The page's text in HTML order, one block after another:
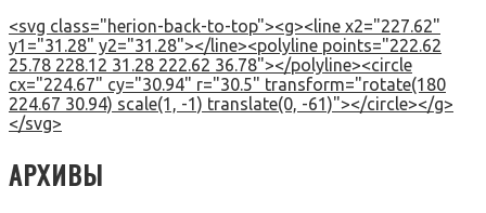
<svg class="herion-back-to-top"><g><line x2="227.62"
y1="31.28" y2="31.28"></line><polyline points="222.62
25.78 228.12 31.28 222.62 36.78"></polyline><circle
cx="224.67" cy="30.94" r="30.5" transform="rotate(180
224.67 30.94) scale(1, -1) translate(0, -61)"></circle></g>
</svg>
АРХИВЫ